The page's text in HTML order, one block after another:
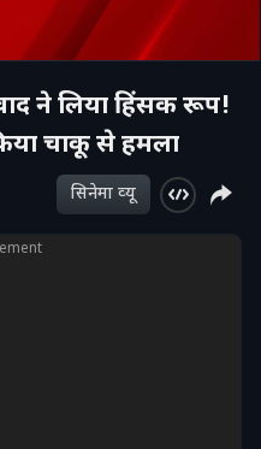
ने लिया हिंसक रूप!
चाकू से हमला
सिनेमा व्‍यू